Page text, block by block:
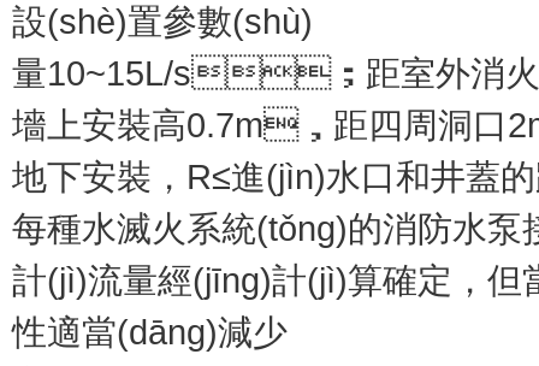
設(shè)置參數(shù)
量10~15L/s；距室外消火
墻上安裝高0.7m，距四周洞口
地下安裝，R≤進(jìn)水口和井蓋
每種水滅火系統(tǒng)的消防水
計(jì)流量經(jīng)計(jì)算確定，但
性適當(dāng)減少